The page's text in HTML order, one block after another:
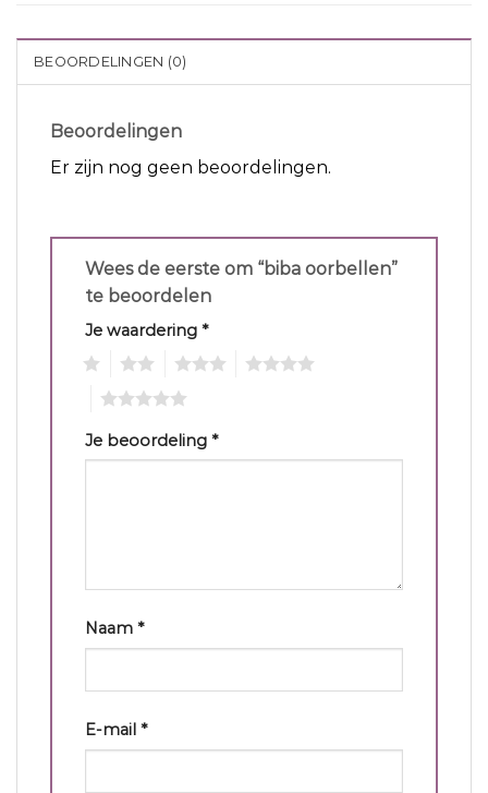
BEOORDELINGEN (0)
Beoordelingen
Er zijn nog geen beoordelingen.
Wees de eerste om “biba oorbellen”
te beoordelen
Je waardering *
Je beoordeling *
Naam *
E-mail *